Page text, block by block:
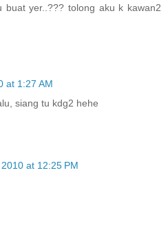
buat yer..??? tolong aku k kawan2
at 1:27 AM
siang tu kdg2 hehe
at 12:25 PM